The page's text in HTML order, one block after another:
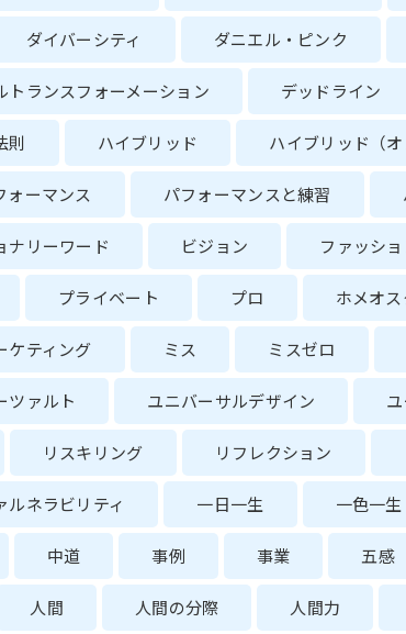
ダイバーシティ ダニエル・ピンク
トランスフォーメーション デッドライン
則 ハイブリッド ハイブリッド（オ
ォーマンス パフォーマンスと練習
ナリーワード ビジョン ファッシ
プライベート プロ ホメオ
ケティング ミス ミスゼロ
ツァルト ユニバーサルデザイン
リスキリング リフレクション
ルネラビリティ 一日一生 一色一生
中道 事例 事業 五感
人間 人間の分際 人間力